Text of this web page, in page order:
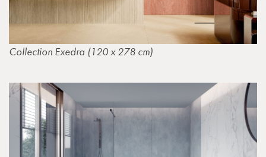
Collection Exedra (120 x 278 cm)